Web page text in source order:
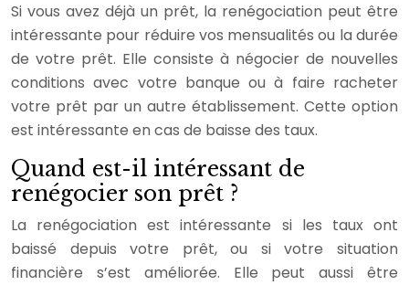
Si vous avez déjà un prêt, la renégociation peut être
intéressante pour réduire vos mensualités ou la durée
de votre prêt. Elle consiste à négocier de nouvelles
conditions avec votre banque ou à faire racheter
votre prêt par un autre établissement. Cette option
est intéressante en cas de baisse des taux.
Quand est-il intéressant de
renégocier son prêt ?
La renégociation est intéressante si les taux ont
baissé depuis votre prêt, ou si votre situation
financière s’est améliorée. Elle peut aussi être